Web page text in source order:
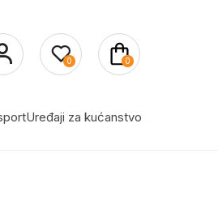
0 0
Uređaji za kućanstvo